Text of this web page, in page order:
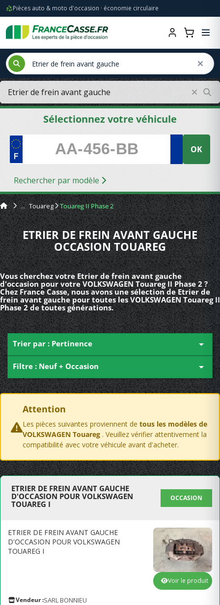
Pièces auto & moto d'occasion · économie circulaire
Sélectionnez votre véhicule
OK
Rechercher par modèle
Touareg Touareg II Phase 2
ETRIER DE FREIN AVANT GAUCHE
OCCASION TOUAREG
Vous cherchez votre Etrier de frein avant gauche
d'occasion pour votre VOLKSWAGEN Touareg II Phase 2 ?
Chez France Casse, nous avons une sélection de Etrier de
frein avant gauche pour toutes les VOLKSWAGEN Touareg II
Phase 2 de toutes générations.
Trier par : Pertinence 
Filtre : Neuf + Occasion 
Attention
Les pièces suivantes proviennent de tous les modèles de
VOLKSWAGEN Touareg . Veuillez vérifier attentivement la
compatibilité avec votre véhicule avant d'acheter.
ETRIER DE FREIN AVANT GAUCHE
D'OCCASION POUR VOLKSWAGEN
TOUAREG I
OCCASION
ETRIER DE FREIN AVANT GAUCHE
D'OCCASION POUR VOLKSWAGEN
TOUAREG I
Vendeur :SARL BONNIEU
Voir le produit